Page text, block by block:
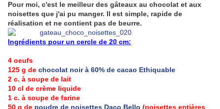
Pour moi, c'est le meilleur des gâteaux au chocolat et aux
noisettes que j'ai pu manger. Il est simple, rapide de
réalisation et ne contient pas de beurre.
Ingrédients pour un cercle de 20 cm:
4 oeufs
125 g de chocolat noir à 60% de cacao Ethiquable
2 c. à soupe de lait
10 cl de crème liquide
1 c. à soupe de farine
50 g de poudre de noisettes Daco Bello (noisettes entières